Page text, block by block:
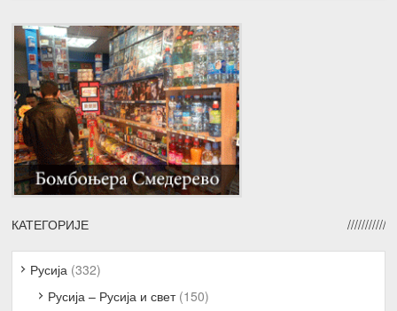
КАТЕГОРИЈЕ
Русија (332)
Русија – Русија и свет(150)